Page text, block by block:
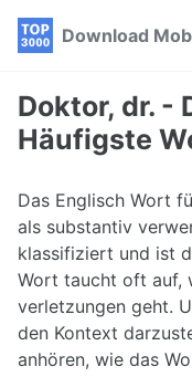
Skip
navigation
Skip
Skip
Download
Doktor, dr. -
Häufigste
Das Englisch Wort
als substantiv
klassifiziert und ist
Wort taucht oft auf,
verletzungen geht.
den Kontext
anhören, wie das